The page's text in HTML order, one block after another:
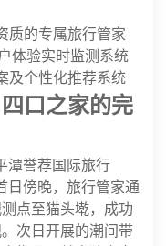
质的专属旅行管家
体验实时监测系统
及个性化推荐系统
口之家的完
潭誉荐国际旅行
日傍晚，旅行管家通
点至猫头墘，成功
次日开展的潮间带